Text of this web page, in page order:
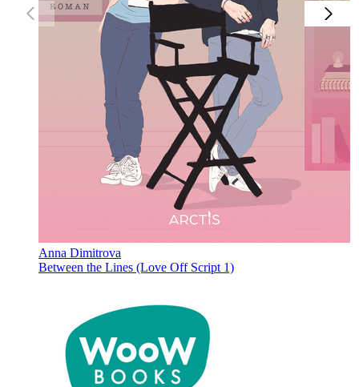
Anna Dimitrova
Between the Lines (Love Off Script 1)